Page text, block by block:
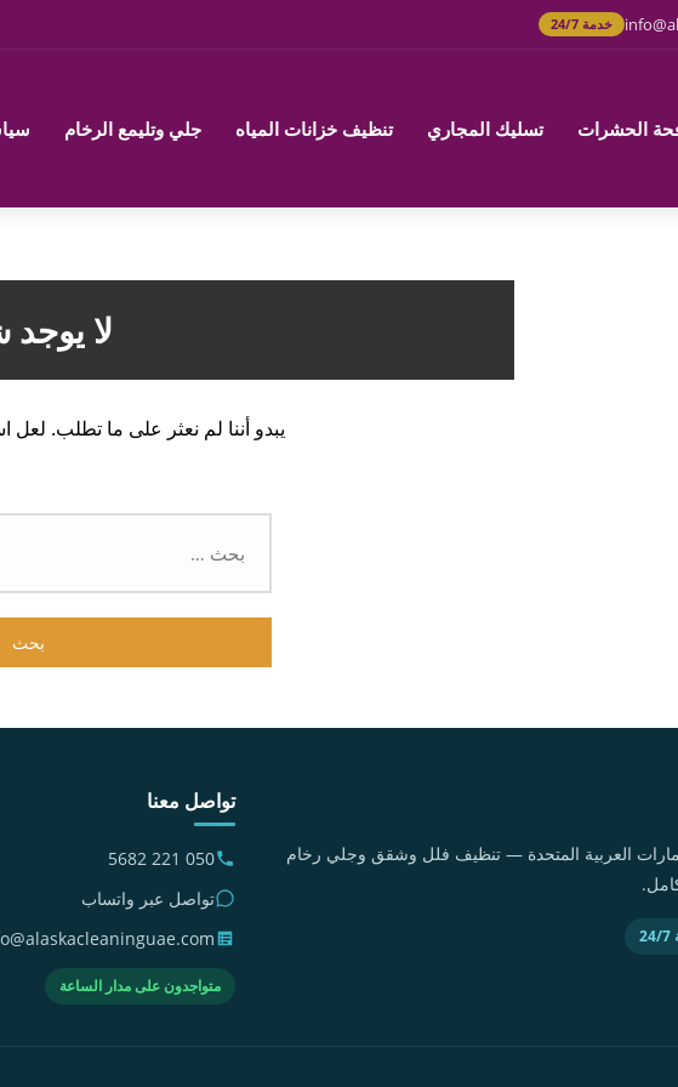
خدمة 24/7
الحشرات تسليك المجاري تنظيف خزانات المياه جلي وتليمع الرخام
لا
يبدو أننا لم نعثر على ما تطلب. لعل
العربية المتحدة — تنظيف فلل وشقق وجلي رخام
تواصل معنا
050 221 5682
تواصل عبر واتساب
متواجدون على مدار الساعة